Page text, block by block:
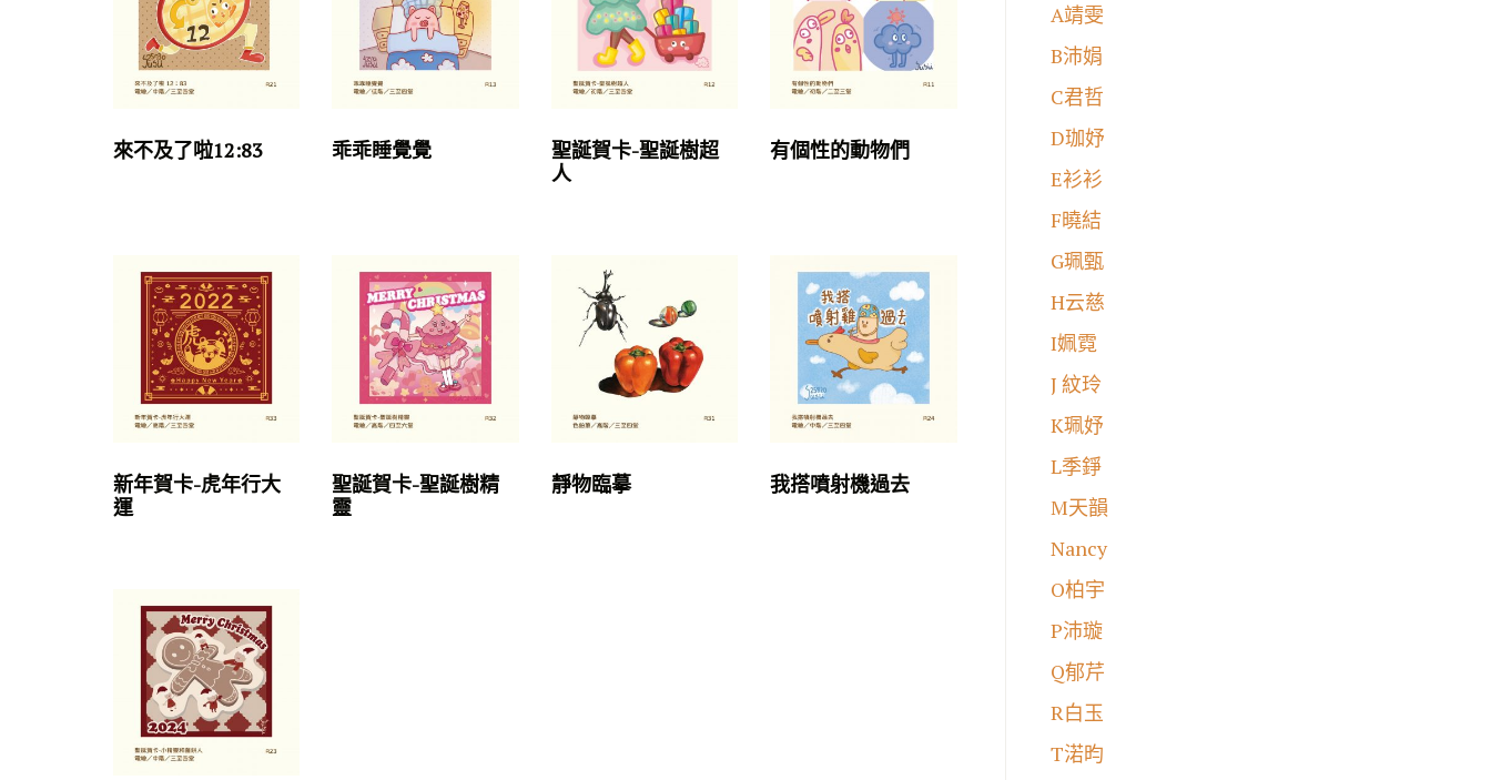
來不及了啦12:83 乖乖睡覺覺
聖誕賀卡-聖誕樹超
人
有個性的動物們
新年賀卡-虎年行大
運
聖誕賀卡-聖誕樹精
靈
靜物臨摹 我搭噴射機過去
A靖雯
B沛娟
C君哲
D珈妤
E衫衫
F曉結
G珮甄
H云慈
I姵霓
J 紋玲
K珮妤
L季錚
M天韻
Nancy
O柏宇
P沛璇
Q郁芹
R白玉
T渃昀